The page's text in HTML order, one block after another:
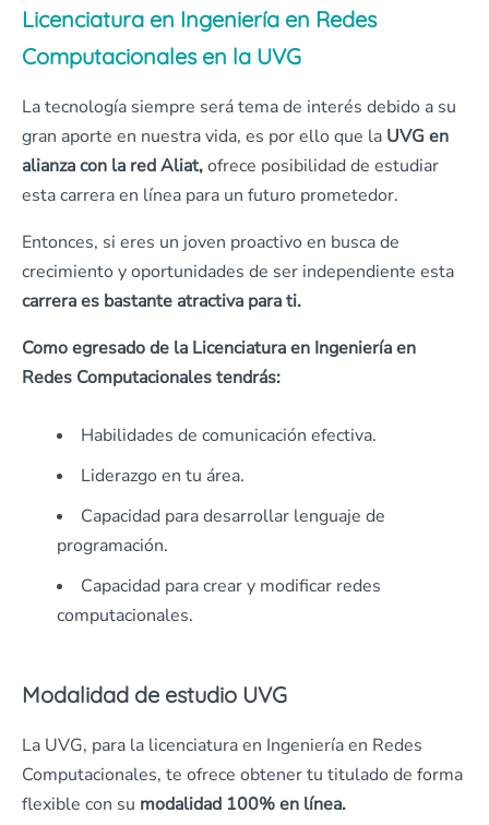
Licenciatura en Ingeniería en Redes
Computacionales en la UVG
La tecnología siempre será tema de interés debido a su
gran aporte en nuestra vida, es por ello que la UVG en
alianza con la red Aliat,ofrece posibilidad de estudiar
esta carrera en línea para un futuro prometedor.
Entonces, si eres un joven proactivo en busca de
crecimiento y oportunidades de ser independiente esta
carrera es bastante atractiva para ti.
Como egresado de la Licenciatura en Ingeniería en
Redes Computacionales tendrás:
Habilidades de comunicación efectiva.
Liderazgo en tu área.
Capacidad para desarrollar lenguaje de
programación.
Capacidad para crear y modificar redes
computacionales.
Modalidad de estudio UVG
La UVG, para la licenciatura en Ingeniería en Redes
Computacionales, te ofrece obtener tu titulado de forma
flexible con su modalidad 100% en línea.